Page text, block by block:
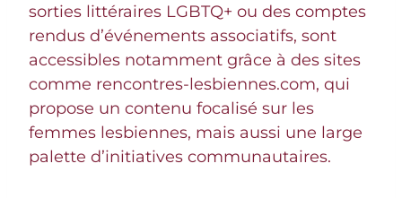
sorties littéraires LGBTQ+ ou des comptes
rendus d’événements associatifs, sont
accessibles notamment grâce à des sites
comme rencontres-lesbiennes.com, qui
propose un contenu focalisé sur les
femmes lesbiennes, mais aussi une large
palette d’initiatives communautaires.